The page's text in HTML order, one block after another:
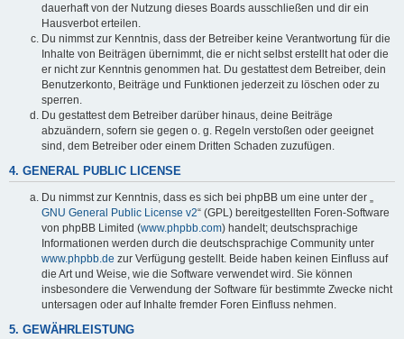
dauerhaft von der Nutzung dieses Boards ausschließen und dir ein
Hausverbot erteilen.
Du nimmst zur Kenntnis, dass der Betreiber keine Verantwortung für die
Inhalte von Beiträgen übernimmt, die er nicht selbst erstellt hat oder die
er nicht zur Kenntnis genommen hat. Du gestattest dem Betreiber, dein
Benutzerkonto, Beiträge und Funktionen jederzeit zu löschen oder zu
sperren.
Du gestattest dem Betreiber darüber hinaus, deine Beiträge
abzuändern, sofern sie gegen o. g. Regeln verstoßen oder geeignet
sind, dem Betreiber oder einem Dritten Schaden zuzufügen.
4. GENERAL PUBLIC LICENSE
Du nimmst zur Kenntnis, dass es sich bei phpBB um eine unter der „
GNU General Public License v2“ (GPL) bereitgestellten Foren-Software
von phpBB Limited (www.phpbb.com) handelt; deutschsprachige
Informationen werden durch die deutschsprachige Community unter
www.phpbb.de zur Verfügung gestellt. Beide haben keinen Einfluss auf
die Art und Weise, wie die Software verwendet wird. Sie können
insbesondere die Verwendung der Software für bestimmte Zwecke nicht
untersagen oder auf Inhalte fremder Foren Einfluss nehmen.
5. GEWÄHRLEISTUNG